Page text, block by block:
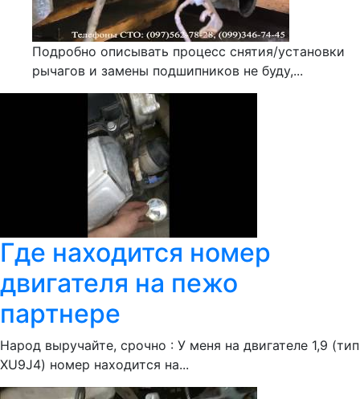
Подробно описывать процесс снятия/установки
рычагов и замены подшипников не буду,...
Где находится номер
двигателя на пежо
партнере
Народ выручайте, срочно : У меня на двигателе 1,9 (тип
XU9J4) номер находится на...